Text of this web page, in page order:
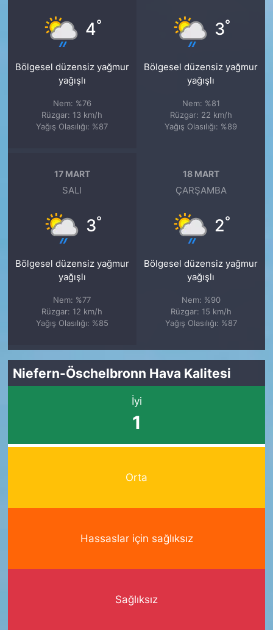
4°
Bölgesel düzensiz yağmur
yağışlı
Nem: %76
Rüzgar: 13 km/h
Yağış Olasılığı: %87
3°
Bölgesel düzensiz yağmur
yağışlı
Nem: %81
Rüzgar: 22 km/h
Yağış Olasılığı: %89
17 MART
SALI
3°
Bölgesel düzensiz yağmur
yağışlı
Nem: %77
Rüzgar: 12 km/h
Yağış Olasılığı: %85
18 MART
ÇARŞAMBA
2°
Bölgesel düzensiz yağmur
yağışlı
Nem: %90
Rüzgar: 15 km/h
Yağış Olasılığı: %87
Niefern-Öschelbronn Hava Kalitesi
İyi
1
Orta
Hassaslar için sağlıksız
Sağlıksız